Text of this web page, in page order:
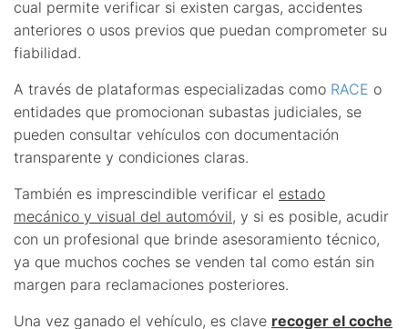
cual permite verificar si existen cargas, accidentes
anteriores o usos previos que puedan comprometer su
fiabilidad.
A través de plataformas especializadas como RACE o
entidades que promocionan subastas judiciales, se
pueden consultar vehículos con documentación
transparente y condiciones claras.
También es imprescindible verificar el estado
mecánico y visual del automóvil, y si es posible, acudir
con un profesional que brinde asesoramiento técnico,
ya que muchos coches se venden tal como están sin
margen para reclamaciones posteriores.
Una vez ganado el vehículo, es clave recoger el coche